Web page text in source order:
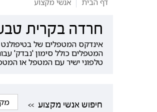
דף הבית אנשי מקצוע
חרדה בקרית
אינדקס המטפלים של
המטפלים כולל סימון 'נבדק'
טלפוני ישיר עם המטפל או
<< חיפוש אנשי מקצוע